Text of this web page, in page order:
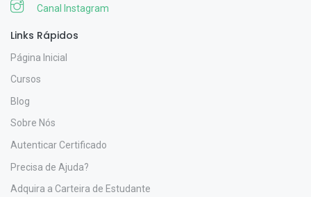
Canal Instagram
Links Rápidos
Página Inicial
Cursos
Blog
Sobre Nós
Autenticar Certificado
Precisa de Ajuda?
Adquira a Carteira de Estudante